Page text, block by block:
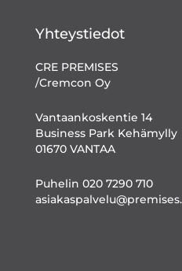
Yhteystiedot
CRE PREMISES
/Cremcon Oy
Vantaankoskentie 14
Business Park Kehämylly
01670 VANTAA
Puhelin 020 7290 710